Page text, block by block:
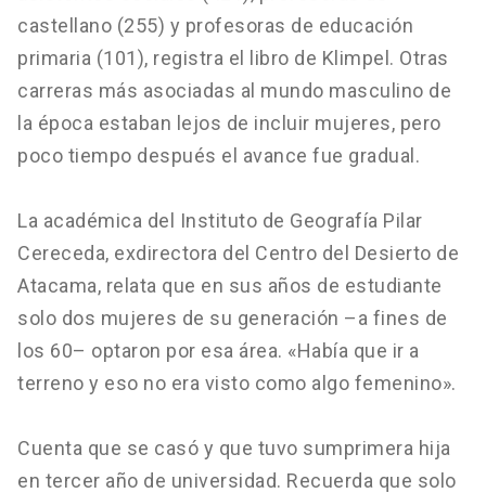
castellano (255) y profesoras de educación
primaria (101), registra el libro de Klimpel. Otras
carreras más asociadas al mundo masculino de
la época estaban lejos de incluir mujeres, pero
poco tiempo después el avance fue gradual.
La académica del Instituto de Geografía Pilar
Cereceda, exdirectora del Centro del Desierto de
Atacama, relata que en sus años de estudiante
solo dos mujeres de su generación –a fines de
los 60– optaron por esa área. «Había que ir a
terreno y eso no era visto como algo femenino».
Cuenta que se casó y que tuvo sumprimera hija
en tercer año de universidad. Recuerda que solo